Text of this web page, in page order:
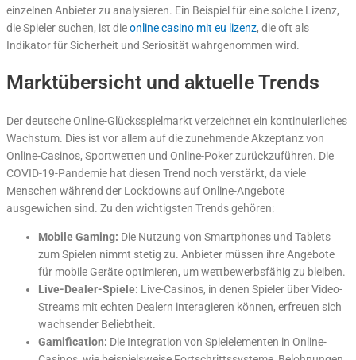
einzelnen Anbieter zu analysieren. Ein Beispiel für eine solche Lizenz,
die Spieler suchen, ist dieonline casino mit eu lizenz, die oft als
Indikator für Sicherheit und Seriosität wahrgenommen wird.
Marktübersicht und aktuelle Trends
Der deutsche Online-Glücksspielmarkt verzeichnet ein kontinuierliches
Wachstum. Dies ist vor allem auf die zunehmende Akzeptanz von
Online-Casinos, Sportwetten und Online-Poker zurückzuführen. Die
COVID-19-Pandemie hat diesen Trend noch verstärkt, da viele
Menschen während der Lockdowns auf Online-Angebote
ausgewichen sind. Zu den wichtigsten Trends gehören:
Mobile Gaming: Die Nutzung von Smartphones und Tablets
zum Spielen nimmt stetig zu. Anbieter müssen ihre Angebote
für mobile Geräte optimieren, um wettbewerbsfähig zu bleiben.
Live-Dealer-Spiele: Live-Casinos, in denen Spieler über Video-
Streams mit echten Dealern interagieren können, erfreuen sich
wachsender Beliebtheit.
Gamification: Die Integration von Spielelementen in Online-